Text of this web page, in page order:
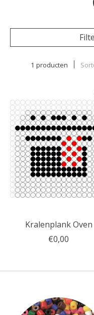
1 producten
Kralenplank Oven
€0,00